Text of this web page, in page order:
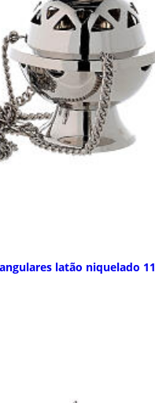
latão niquelado